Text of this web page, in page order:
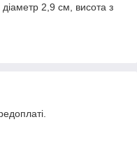
2,9 см, висота з